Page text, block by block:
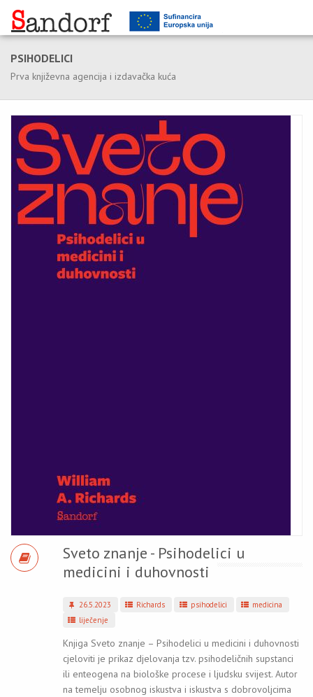
PSIHODELICI
Prva književna agencija i izdavačka kuća
Sveto znanje - Psihodelici u
medicini i duhovnosti
26.5.2023 Richards psihodelici
medicina
liječenje
Knjiga Sveto znanje – Psihodelici u medicini i duhovnosti
cjeloviti je prikaz djelovanja tzv. psihodeličnih supstanci
ili enteogena na biološke procese i ljudsku svijest. Autor
na temelju osobnog iskustva i iskustva s dobrovoljcima